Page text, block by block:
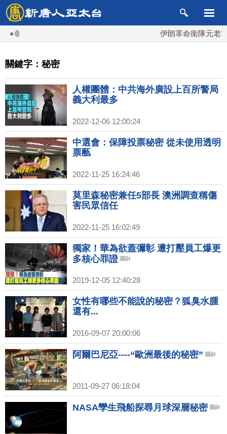
伊朗革命衛隊元老掌
關鍵字：秘密
人權團體：中共海外廣設上百所警局
義大利最多
2022-12-06 12:00:24
中選會：保障投票秘密 從未使用透明
票匭
2022-11-25 16:24:46
莫里森秘密兼任5部長 澳洲調查稱傷
害民眾信任
2022-11-25 16:02:49
獨家！華為欲蓋彌彰 遭打壓員工爆更
多核心罪證
2019-12-05 12:40:28
女性有哪些不能說的秘密？狐臭水腫
還有...
2016-09-07 20:00:06
阿爾巴尼亞----“歐洲最後的秘密”
2011-09-27 06:18:04
NASA孿生飛船探尋月球深層秘密